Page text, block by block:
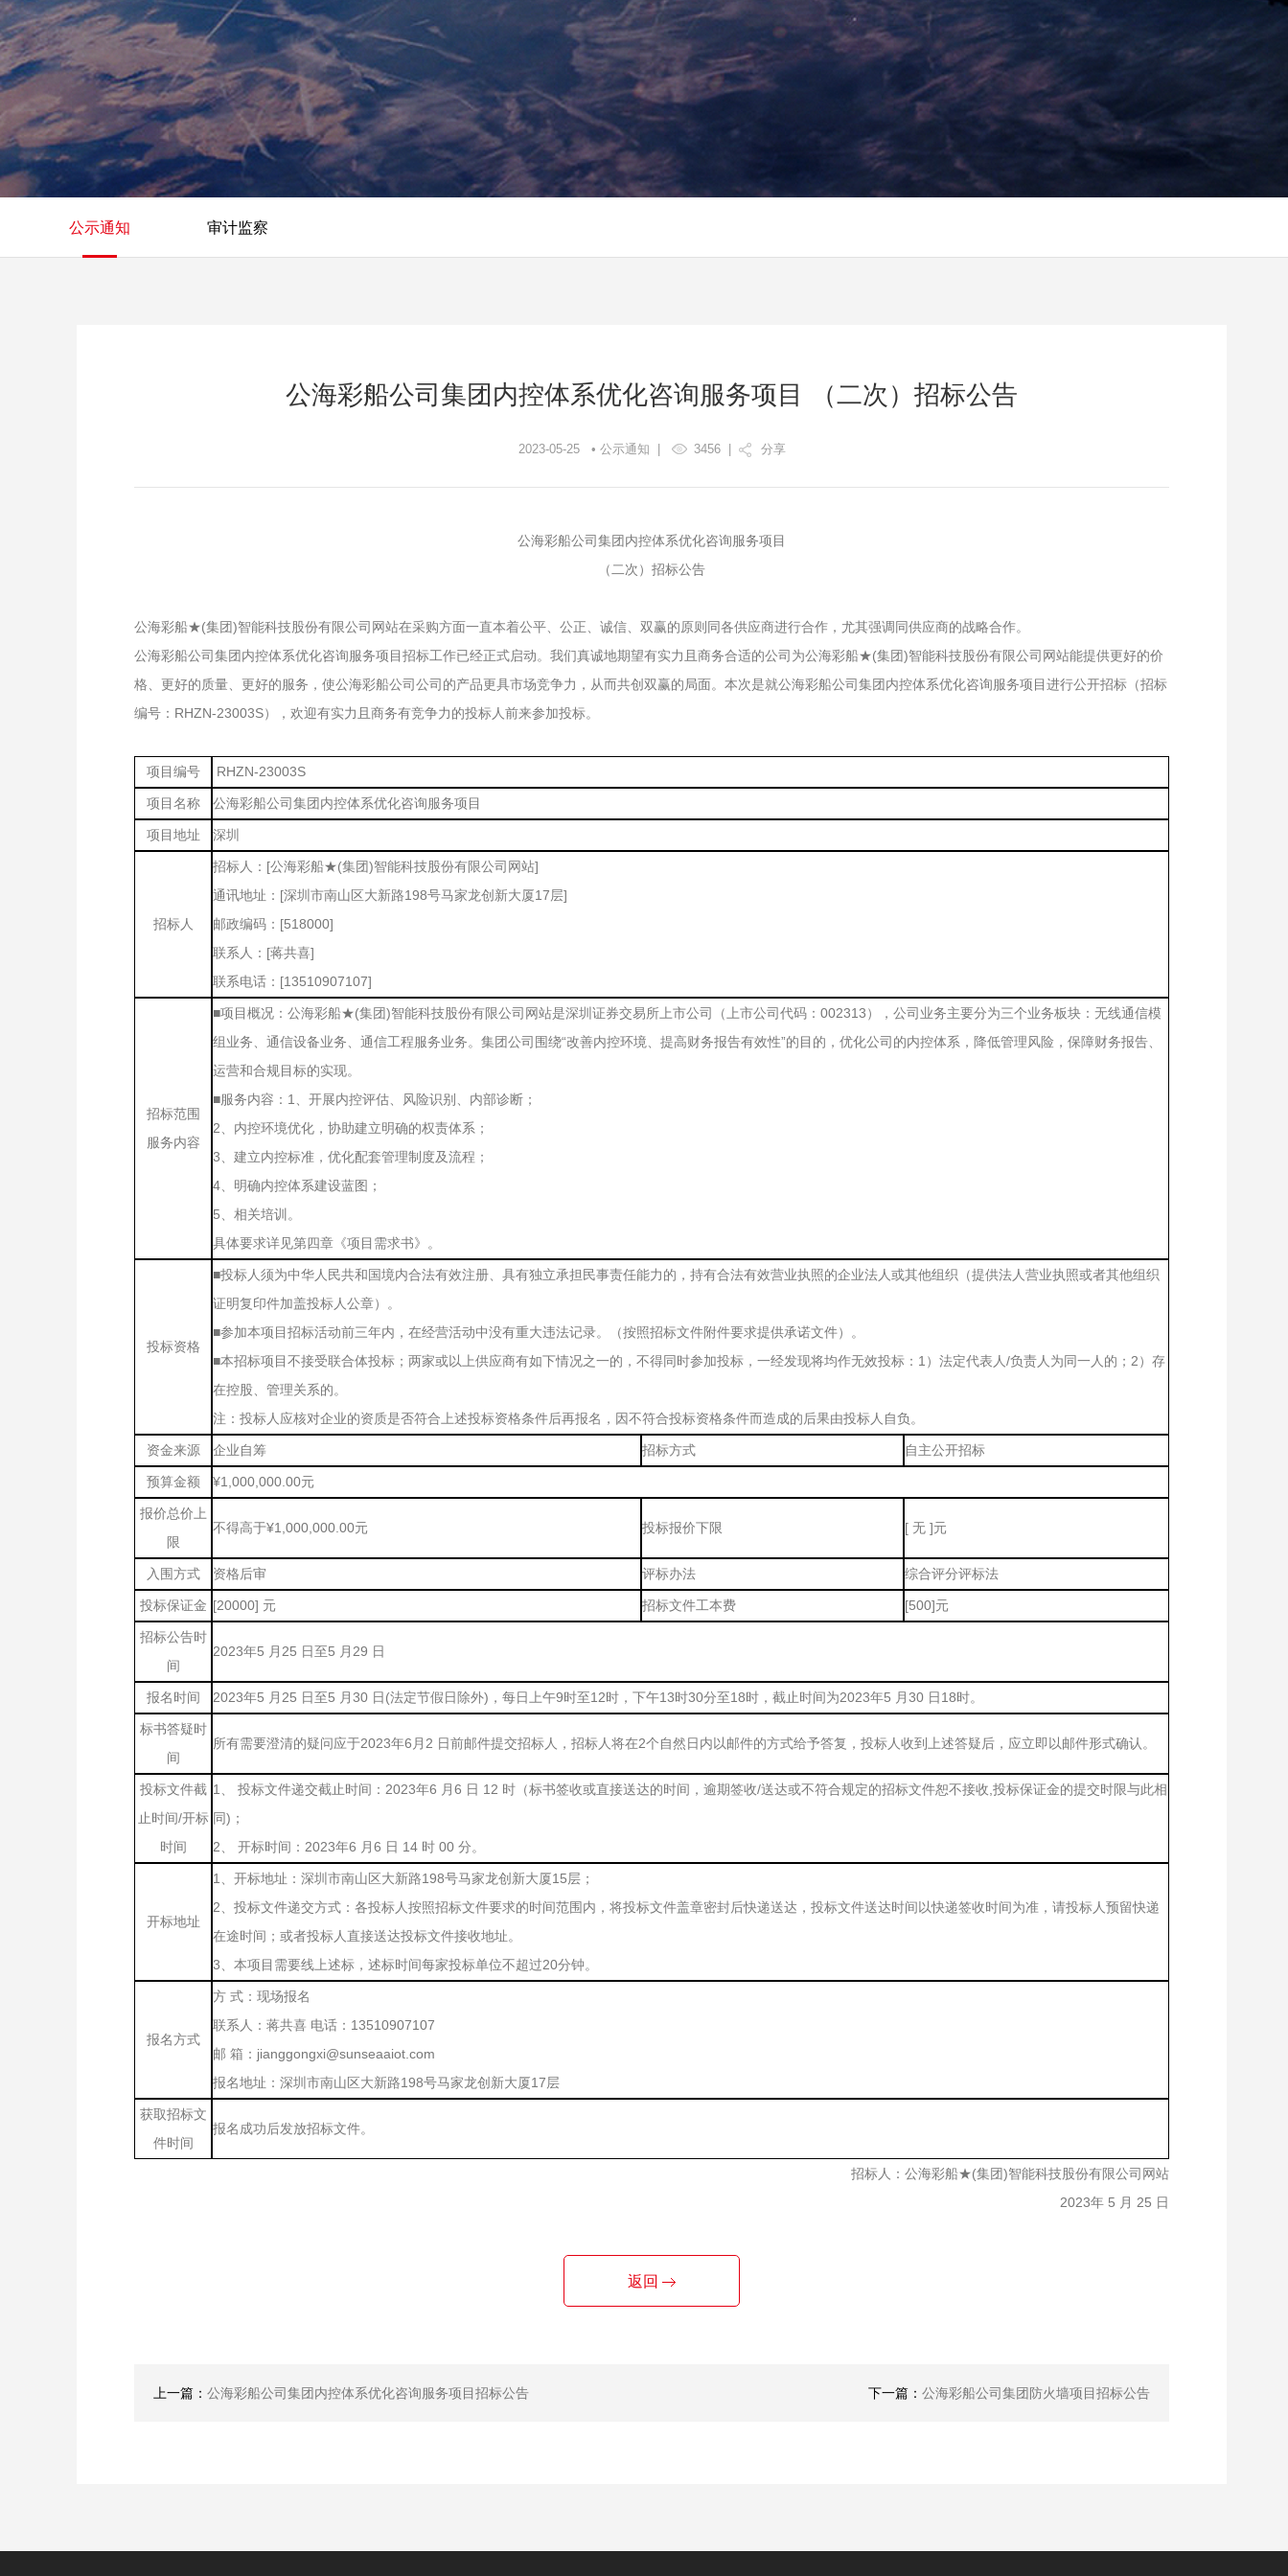
公示通知 审计监察
公海彩船公司集团内控体系优化咨询服务项目 （二次）招标公告
2023-05-25 • 公示通知 | 3456| 分享
公海彩船公司集团内控体系优化咨询服务项目
（二次）招标公告
公海彩船★(集团)智能科技股份有限公司网站在采购方面一直本着公平、公正、诚信、双赢的原则同各供应商进行合作，尤其强调同供应商的战略合作。
公海彩船公司集团内控体系优化咨询服务项目招标工作已经正式启动。我们真诚地期望有实力且商务合适的公司为公海彩船★(集团)智能科技股份有限公司网站能提供更好的价
格、更好的质量、更好的服务，使公海彩船公司公司的产品更具市场竞争力，从而共创双赢的局面。本次是就公海彩船公司集团内控体系优化咨询服务项目进行公开招标（招标
编号：RHZN-23003S），欢迎有实力且商务有竞争力的投标人前来参加投标。
项目编号 RHZN-23003S
项目名称 公海彩船公司集团内控体系优化咨询服务项目
项目地址 深圳
招标人
招标人：[公海彩船★(集团)智能科技股份有限公司网站]
通讯地址：[深圳市南山区大新路198号马家龙创新大厦17层]
邮政编码：[518000]
联系人：[蒋共喜]
联系电话：[13510907107]
招标范围
服务内容
■项目概况：公海彩船★(集团)智能科技股份有限公司网站是深圳证券交易所上市公司（上市公司代码：002313），公司业务主要分为三个业务板块：无线通信模
组业务、通信设备业务、通信工程服务业务。集团公司围绕“改善内控环境、提高财务报告有效性”的目的，优化公司的内控体系，降低管理风险，保障财务报告、
运营和合规目标的实现。
■服务内容：1、开展内控评估、风险识别、内部诊断；
2、内控环境优化，协助建立明确的权责体系；
3、建立内控标准，优化配套管理制度及流程；
4、明确内控体系建设蓝图；
5、相关培训。
具体要求详见第四章《项目需求书》。
投标资格
■投标人须为中华人民共和国境内合法有效注册、具有独立承担民事责任能力的，持有合法有效营业执照的企业法人或其他组织（提供法人营业执照或者其他组织
证明复印件加盖投标人公章）。
■参加本项目招标活动前三年内，在经营活动中没有重大违法记录。（按照招标文件附件要求提供承诺文件）。
■本招标项目不接受联合体投标；两家或以上供应商有如下情况之一的，不得同时参加投标，一经发现将均作无效投标：1）法定代表人/负责人为同一人的；2）存
在控股、管理关系的。
注：投标人应核对企业的资质是否符合上述投标资格条件后再报名，因不符合投标资格条件而造成的后果由投标人自负。
资金来源 企业自筹 招标方式 自主公开招标
预算金额 ¥1,000,000.00元
报价总价上
限
不得高于¥1,000,000.00元 投标报价下限 [ 无 ]元
入围方式 资格后审 评标办法 综合评分评标法
投标保证金 [20000] 元 招标文件工本费 [500]元
招标公告时
间
2023年5 月25 日至5 月29 日
报名时间 2023年5 月25 日至5 月30 日(法定节假日除外)，每日上午9时至12时，下午13时30分至18时，截止时间为2023年5 月30 日18时。
标书答疑时
间
所有需要澄清的疑问应于2023年6月2 日前邮件提交招标人，招标人将在2个自然日内以邮件的方式给予答复，投标人收到上述答疑后，应立即以邮件形式确认。
投标文件截
止时间/开标
时间
1、 投标文件递交截止时间：2023年6 月6 日 12 时（标书签收或直接送达的时间，逾期签收/送达或不符合规定的招标文件恕不接收,投标保证金的提交时限与此相
同)；
2、 开标时间：2023年6 月6 日 14 时 00 分。
开标地址
1、开标地址：深圳市南山区大新路198号马家龙创新大厦15层；
2、投标文件递交方式：各投标人按照招标文件要求的时间范围内，将投标文件盖章密封后快递送达，投标文件送达时间以快递签收时间为准，请投标人预留快递
在途时间；或者投标人直接送达投标文件接收地址。
3、本项目需要线上述标，述标时间每家投标单位不超过20分钟。
报名方式
方 式：现场报名
联系人：蒋共喜 电话：13510907107
邮 箱：jianggongxi@sunseaaiot.com
报名地址：深圳市南山区大新路198号马家龙创新大厦17层
获取招标文
件时间
报名成功后发放招标文件。
招标人：公海彩船★(集团)智能科技股份有限公司网站
2023年 5 月 25 日
返回
上一篇： 公海彩船公司集团内控体系优化咨询服务项目招标公告 下一篇： 公海彩船公司集团防火墙项目招标公告